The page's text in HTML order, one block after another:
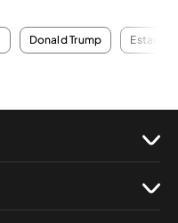
Donald Trump Estados